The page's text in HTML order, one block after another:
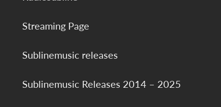
Streaming Page
Sublinemusic releases
Sublinemusic Releases 2014 – 2025